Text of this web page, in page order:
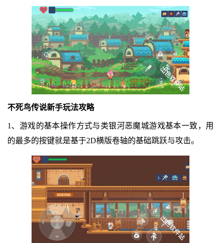
不死鸟传说新手玩法攻略
1、游戏的基本操作方式与类银河恶魔城游戏基本一致，用
的最多的按键就是基于2D横版卷轴的基础跳跃与攻击。